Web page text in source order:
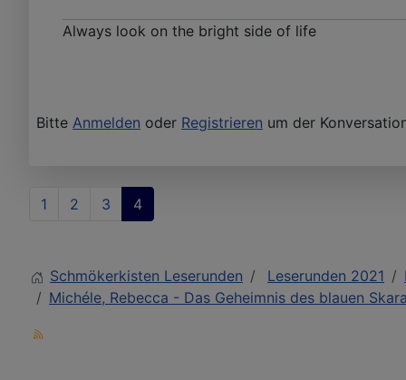
Always look on the bright side of life
Bitte Anmelden oder Registrieren um der
1 2 3 4
Schmökerkisten Leserunden Leserunden 2021
Michéle, Rebecca - Das Geheimnis des blauen